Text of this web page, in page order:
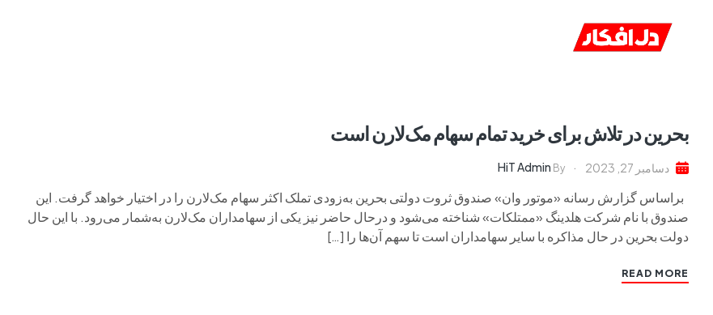
بحرین در تلاش برای خرید تمام سهام مک‌لارن است
دسامبر 27, 2023 By
HiT Admin
براساس گزارش رسانه «موتور وان» صندوق ثروت دولتی بحرین به‌زودی تملک اکثر سهام مک‌لارن را در اختیار خواهد گرفت. این
صندوق با نام شرکت هلدینگ «ممتلکات» شناخته می‌شود و درحال حاضر نیز یکی از سهامداران مک‌لارن به‌شمار می‌رود. با این حال
دولت بحرین در حال مذاکره با سایر سهامداران است تا سهم آن‌ها را […]
READ MORE